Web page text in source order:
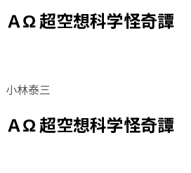
ＡΩ 超空想科学怪奇譚
小林泰三
ＡΩ 超空想科学怪奇譚